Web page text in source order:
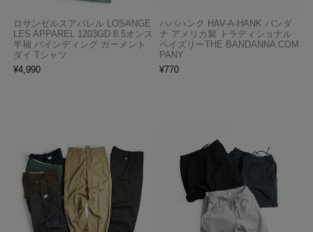
ロサンゼルスアパレル LOSANGE
LES APPAREL 1203GD 8.5オンス
半袖 バインディング ガーメント
ダイ Tシャツ
¥4,990
ハバハンク HAV-A-HANK バンダ
ナ アメリカ製 トラディショナル
ペイズリーTHE BANDANNA COM
PANY
¥770